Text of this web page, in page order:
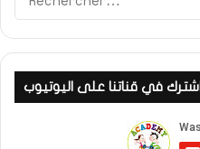
اشترك في قناتنا على اليوتيوب